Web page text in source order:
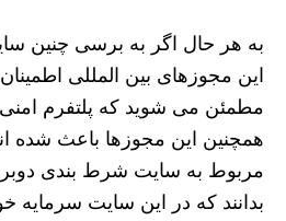
به هر حال اگر به برسی چنین
این مجوزهای بین المللی
مطمئن می شوید که پلتفرم امنی
همچنین این مجوزها باعث شده
مربوط به سایت شرط بندی دوبرد
بدانند که در این سایت سرمایه